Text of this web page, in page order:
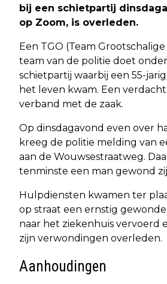
bij een schietpartij
op Zoom, is overleden.
Een TGO (Team
team van de politie doet
schietpartij waarbij een 55-
het leven kwam. Een
verband met de zaak.
Op dinsdagavond even over
kreeg de politie melding van
aan de Wouwsestraatweg.
tenminste een man gewond
Hulpdiensten kwamen ter
op straat een ernstig gewonde
naar het ziekenhuis vervoerd
zijn verwondingen overleden.
Aanhoudingen